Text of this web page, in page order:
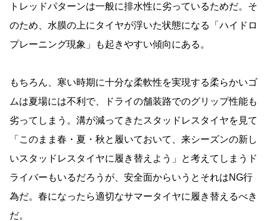
トレッドパターンは一般に排水性に劣っているためだ。そ
のため、水膜の上にタイヤが浮いた状態になる「ハイドロ
プレーニング現象」も起きやすい傾向にある。
もちろん、寒い時期に十分な柔軟性を実現する柔らかいゴ
ムは夏場には不利で、ドライの舗装路でのグリップ性能も
劣ってしまう。溝が減ってきたスタッドレスタイヤを見て
「このまま春・夏・秋と履いておいて、来シーズンの新し
いスタッドレスタイヤに履き替えよう」と考えてしまうド
ライバーもいるだろうが、安全面からいうとそれはNG行
為だ。春になったら適切なサマータイヤに履き替えるべき
だ。